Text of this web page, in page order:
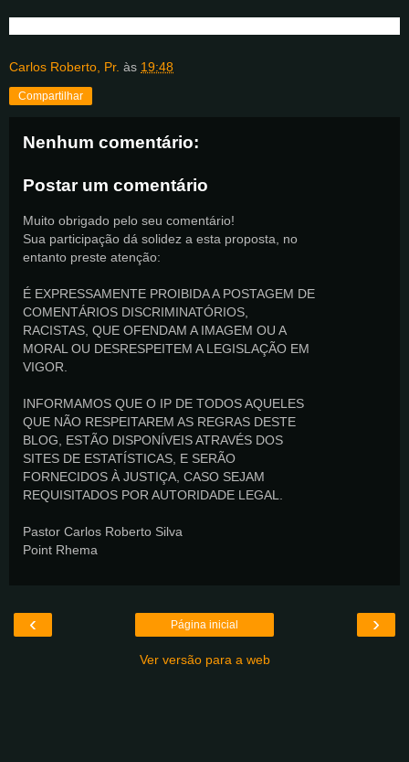
Carlos Roberto, Pr. às 19:48
Compartilhar
Nenhum comentário:
Postar um comentário
Muito obrigado pelo seu comentário!
Sua participação dá solidez a esta proposta, no
entanto preste atenção:
É EXPRESSAMENTE PROIBIDA A POSTAGEM DE
COMENTÁRIOS DISCRIMINATÓRIOS,
RACISTAS, QUE OFENDAM A IMAGEM OU A
MORAL OU DESRESPEITEM A LEGISLAÇÃO EM
VIGOR.
INFORMAMOS QUE O IP DE TODOS AQUELES
QUE NÃO RESPEITAREM AS REGRAS DESTE
BLOG, ESTÃO DISPONÍVEIS ATRAVÉS DOS
SITES DE ESTATÍSTICAS, E SERÃO
FORNECIDOS À JUSTIÇA, CASO SEJAM
REQUISITADOS POR AUTORIDADE LEGAL.
Pastor Carlos Roberto Silva
Point Rhema
‹ ›
Página inicial
Ver versão para a web